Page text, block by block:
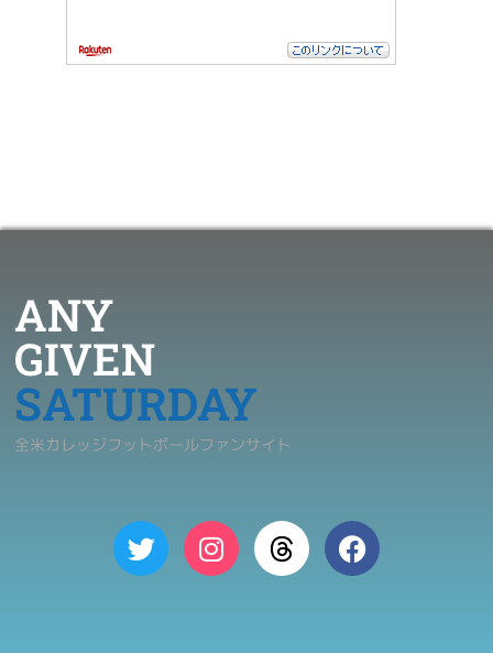
ANY
GIVEN
SATURDAY
全米カレッジフットボールファンサイト